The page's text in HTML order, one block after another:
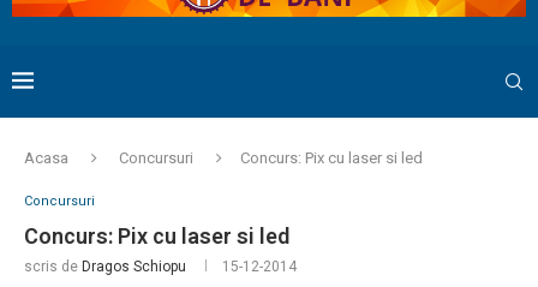
Acasa Concursuri Concurs: Pix cu laser si led
Concursuri
Concurs: Pix cu laser si led
scris de Dragos Schiopu 15-12-2014